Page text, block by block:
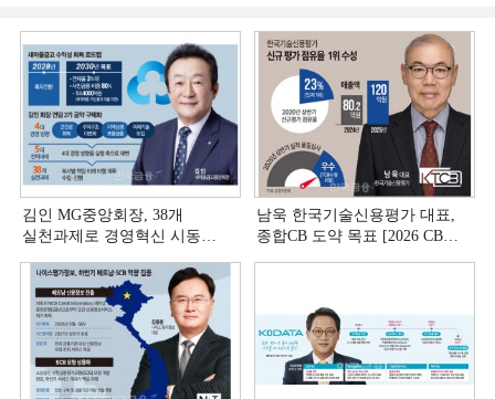
김인 MG중앙회장, 38개
실천과제로 경영혁신 시동
남욱 한국기술신용평가 대표,
종합CB 도약 목표 [2026 CB사